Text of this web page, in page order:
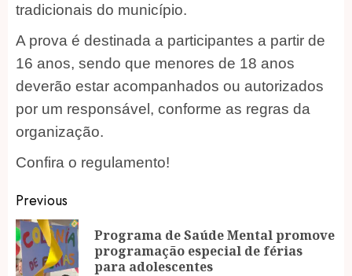
tradicionais do município.
A prova é destinada a participantes a partir de
16 anos, sendo que menores de 18 anos
deverão estar acompanhados ou autorizados
por um responsável, conforme as regras da
organização.
Confira o regulamento!
Post
navigation
Previous
Programa de Saúde Mental promove
programação especial de férias
para adolescentes